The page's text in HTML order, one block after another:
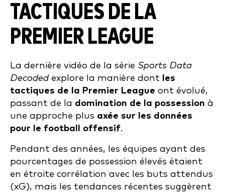
TACTIQUES DE LA
PREMIER LEAGUE
La dernière vidéo de la série Sports Data
Decodedexplore la manière dont les
tactiques de la Premier League ont évolué,
passant de la domination de la possession à
une approche plus axée sur les données
pour le football offensif.
Pendant des années, les équipes ayant des
pourcentages de possession élevés étaient
en étroite corrélation avec les buts attendus
(xG), mais les tendances récentes suggèrent